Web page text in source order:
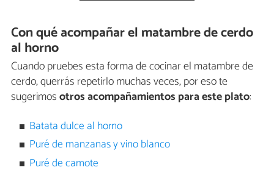
Con qué acompañar el matambre de cerdo
al horno
Cuando pruebes esta forma de cocinar el matambre de
cerdo, querrás repetirlo muchas veces, por eso te
sugerimosotros acompañamientos para este plato:
Batata dulce al horno
Puré de manzanas y vino blanco
Puré de camote